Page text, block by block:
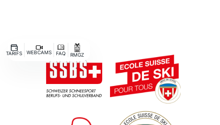
TARIFS WEBCAMS FAQ RMGZ